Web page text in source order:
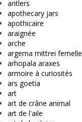
antlers
apothecary jars
apothicaire
araignée
arche
argema mittrei femelle
arhopala araxes
armoire à curiosités
ars goetia
art
art de crâne animal
art de l'aile